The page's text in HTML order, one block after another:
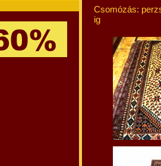
Csomózás:
ig